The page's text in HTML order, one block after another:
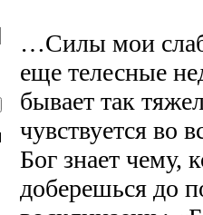
…Силы мои
еще телесные
бывает так
чувствуется во
Бог знает чему,
доберешься до